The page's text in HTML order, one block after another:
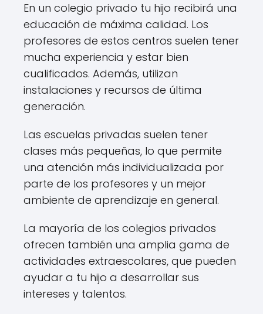
En un colegio privado tu hijo recibirá una
educación de máxima calidad. Los
profesores de estos centros suelen tener
mucha experiencia y estar bien
cualificados. Además, utilizan
instalaciones y recursos de última
generación.
Las escuelas privadas suelen tener
clases más pequeñas, lo que permite
una atención más individualizada por
parte de los profesores y un mejor
ambiente de aprendizaje en general.
La mayoría de los colegios privados
ofrecen también una amplia gama de
actividades extraescolares, que pueden
ayudar a tu hijo a desarrollar sus
intereses y talentos.